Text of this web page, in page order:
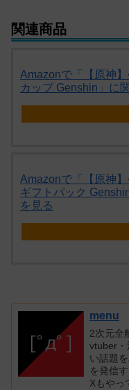
関連商品
Amazonで「【原神
カップ Genshin」に
Amazonで「【原神
ギフトパック
を見る
menu
2次元全
vtuber・
い話題
を発信
Xもやっ